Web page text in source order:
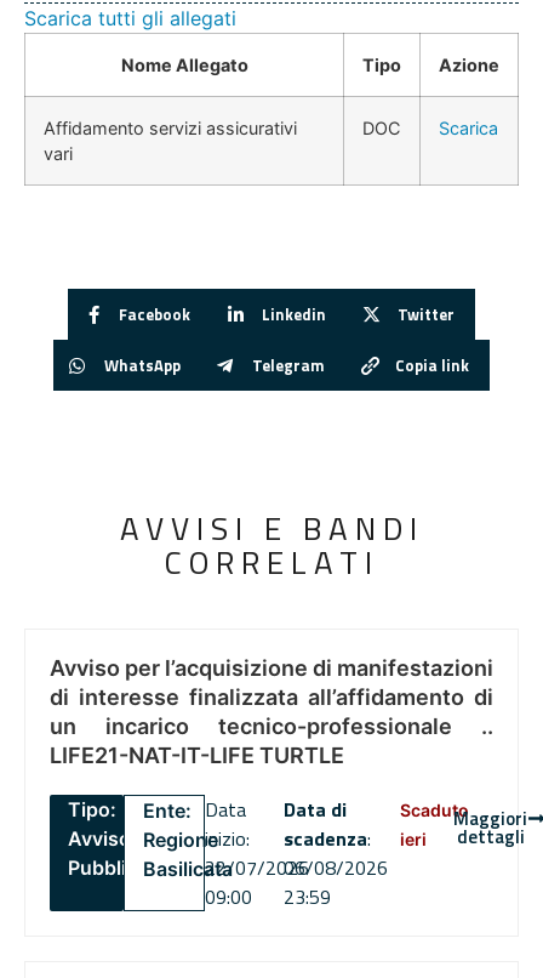
Scarica tutti gli allegati
Nome Allegato Tipo Azione
Affidamento servizi assicurativi
vari
DOC Scarica
Facebook Linkedin Twitter
WhatsApp Telegram Copia link
AVVISI E BANDI
CORRELATI
Avviso per l’acquisizione di manifestazioni
di interesse finalizzata all’affidamento di
un incarico tecnico-professionale ..
LIFE21-NAT-IT-LIFE TURTLE
Tipo:
Avviso
Pubblico
Ente:
Regione
Basilicata
Data
inizio:
22/07/2026
09:00
Data di
scadenza:
06/08/2026
23:59
Scaduto
ieri
Maggiori
dettagli